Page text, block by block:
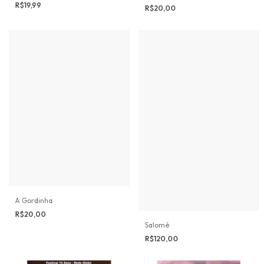
R$19,99
R$20,00
A Gordinha
R$20,00
Salomé
R$120,00